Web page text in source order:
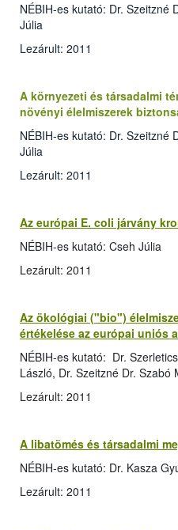
NÉBIH-es kutató: Dr. Szeitzné
Júlia
Lezárult: 2011
A környezeti és társadalmi
növényi élelmiszerek
NÉBIH-es kutató: Dr. Szeitzné
Júlia
Lezárult: 2011
Az európai E. coli járvány
NÉBIH-es kutató: Cseh Júlia
Lezárult: 2011
Az ökológiai ("bio")
értékelése az európai uniós
NÉBIH-es kutató: Dr.
László, Dr. Szeitzné Dr. Szabó
Lezárult: 2011
A libatömés és társadalmi
NÉBIH-es kutató: Dr. Kasza
Lezárult: 2011